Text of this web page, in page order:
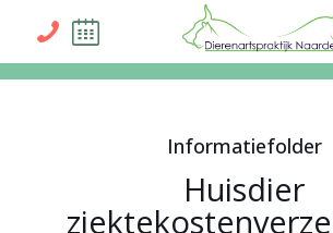
Informatiefolder
Huisdier